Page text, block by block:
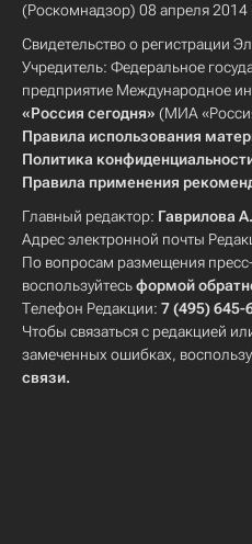
(Роскомнадзор) 08 апреля 2014
Свидетельство о регистрации
Учредитель: Федеральное
предприятие Международное
«Россия сегодня» (МИА
Правила использования
Политика
Правила применения
Главный редактор: Гаврилова
Адрес электронной почты
По вопросам размещения
воспользуйтесьформой
Телефон Редакции: 7 (495) 645-
Чтобы связаться с редакцией
замеченных ошибках,
связи.